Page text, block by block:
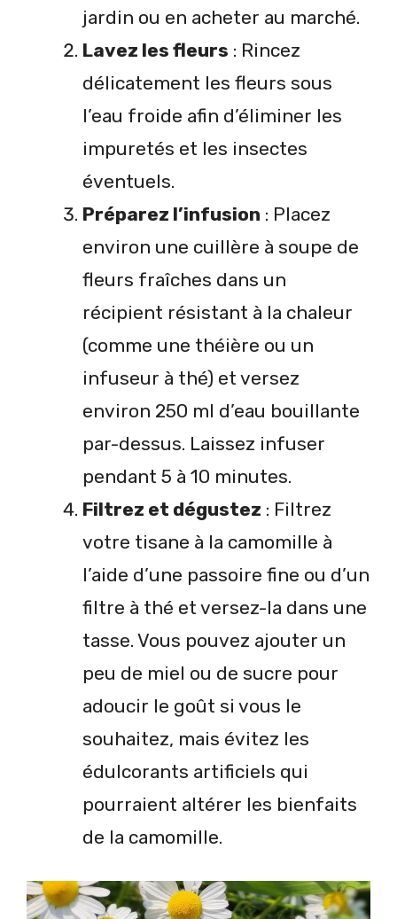
jardin ou en acheter au marché.
Lavez les fleurs : Rincez
délicatement les fleurs sous
l’eau froide afin d’éliminer les
impuretés et les insectes
éventuels.
Préparez l’infusion : Placez
environ une cuillère à soupe de
fleurs fraîches dans un
récipient résistant à la chaleur
(comme une théière ou un
infuseur à thé) et versez
environ 250 ml d’eau bouillante
par-dessus. Laissez infuser
pendant 5 à 10 minutes.
Filtrez et dégustez : Filtrez
votre tisane à la camomille à
l’aide d’une passoire fine ou d’un
filtre à thé et versez-la dans une
tasse. Vous pouvez ajouter un
peu de miel ou de sucre pour
adoucir le goût si vous le
souhaitez, mais évitez les
édulcorants artificiels qui
pourraient altérer les bienfaits
de la camomille.